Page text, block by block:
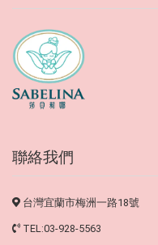
聯絡我們
台灣宜蘭市梅洲一路18號
TEL:03-928-5563